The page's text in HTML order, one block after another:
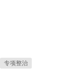
专项整治